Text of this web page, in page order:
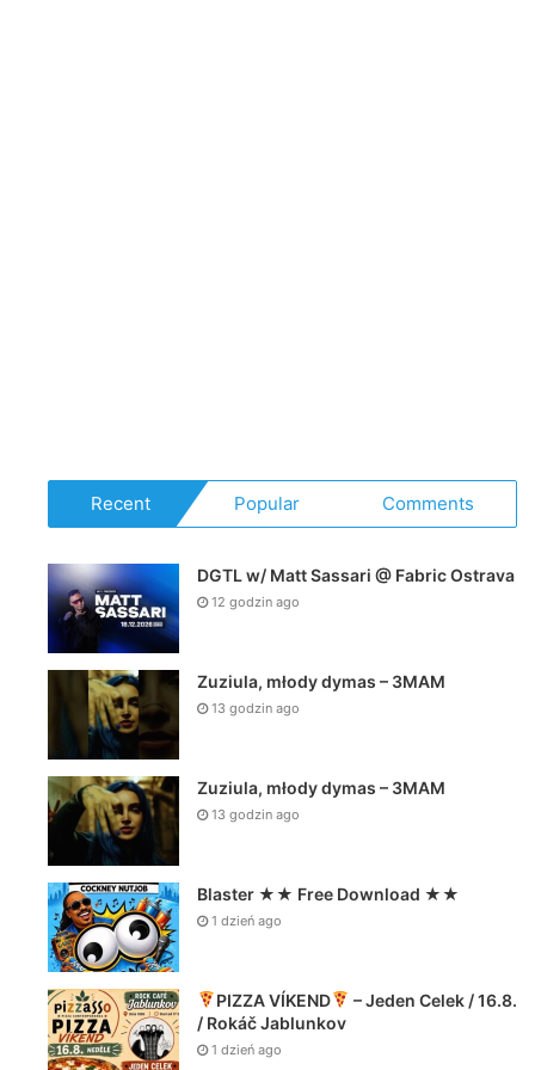
Recent Popular Comments
DGTL w/ Matt Sassari @ Fabric Ostrava
12 godzin ago
Zuziula, młody dymas – 3MAM
13 godzin ago
Zuziula, młody dymas – 3MAM
13 godzin ago
Blaster ★★ Free Download ★★
1 dzień ago
PIZZA VÍKEND
– Jeden Celek / 16.8.
/ Rokáč Jablunkov
1 dzień ago